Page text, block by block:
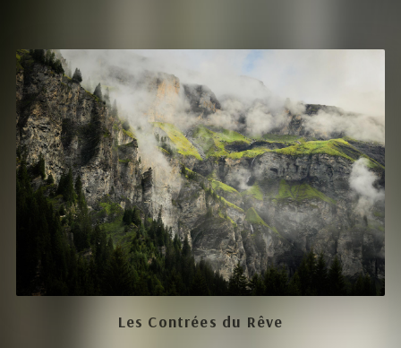
Les Contrées du Rêve